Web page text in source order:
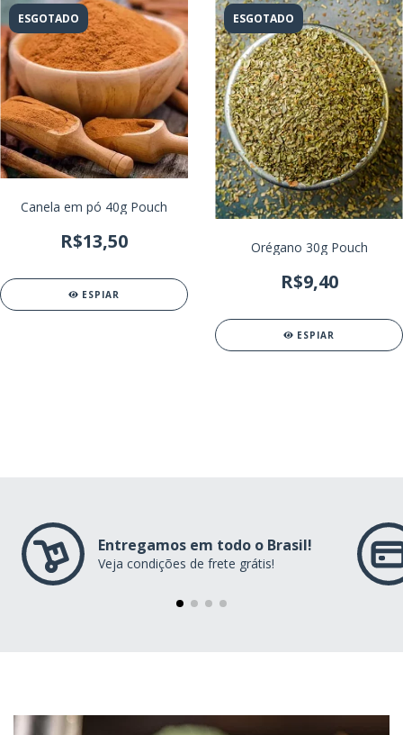
ESGOTADO
Canela em pó 40g Pouch
R$13,50
ESPIAR
ESGOTADO
Orégano 30g Pouch
R$9,40
ESPIAR
Entregamos em todo o Brasil!
Veja condições de frete grátis!